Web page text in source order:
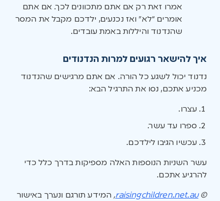
אמרו זאת רק אם אתם מתכוונים לכך. אם אתם
אומרים “לא” ואז נכנעים, ילדכם מקבל את המסר
שהנדנוד והיללות באמת עובדים.
איך להישאר רגועים למרות הנדנודים
נדנוד יכול לשגע כל הורה. אם אתם מרגישים שהנדנוד
מכניע אתכם, נסו את התרגיל הבא:
עצרו.
ספרו עד עשר.
עכשיו הגיבו לילדכם.
עשר השניות הנוספות האלה מספיקות בדרך כלל כדי
להרגיע אתכם.
©
raisingchildren.net.au
, המידע תורגם ונערך באישור